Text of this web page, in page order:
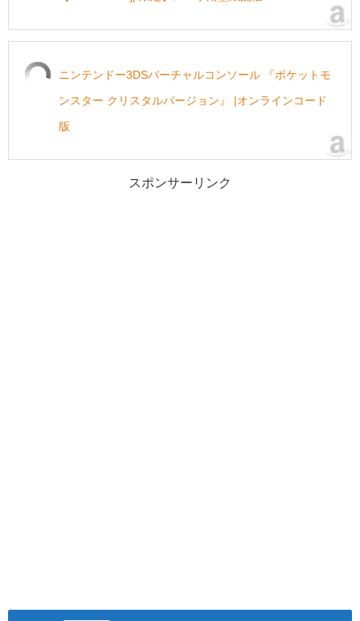
ニンテンドー3DSバーチャルコンソール 『ポケットモ
ンスター クリスタルバージョン』 |オンラインコード
版
スポンサーリンク